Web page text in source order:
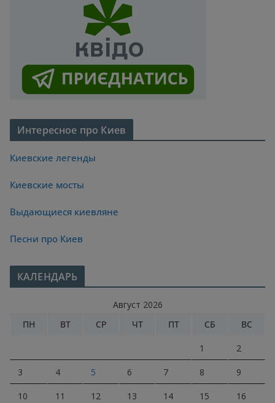
Интересное про Киев
Киевские легенды
Киевские мосты
Выдающиеся киевляне
Песни про Киев
КАЛЕНДАРЬ
Август 2026
ПН
ВТ СР ЧТ ПТ СБ ВС
1 2
3 4 5 6 7 8 9
10 11 12 13 14 15 16